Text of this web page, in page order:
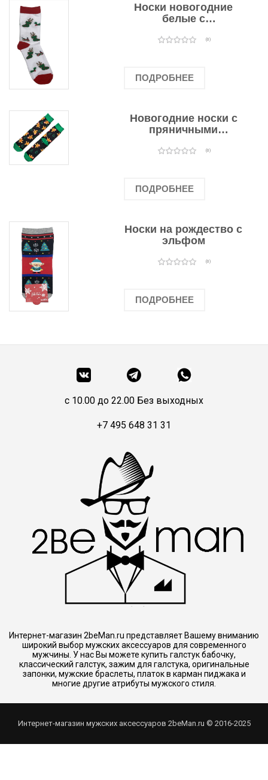
Носки новогодние
белые с
оленями(0)
ПОДРОБНЕЕ
Новогодние носки с
пряничными
(0)
ПОДРОБНЕЕ
Носки на рождество с
эльфом
(0)
ПОДРОБНЕЕ
c 10.00 до 22.00 Без выходных
+7 495 648 31 31
Интернет-магазин 2beMan.ru представляет Вашему вниманию
широкий выбор мужских аксессуаров для современного
мужчины. У нас Вы можете купить галстук бабочку,
классический галстук, зажим для галстука, оригинальные
запонки, мужские браслеты, платок в карман пиджака и
многие другие атрибуты мужского стиля.
Интернет-магазин мужских аксессуаров 2beMan.ru © 2016-2025